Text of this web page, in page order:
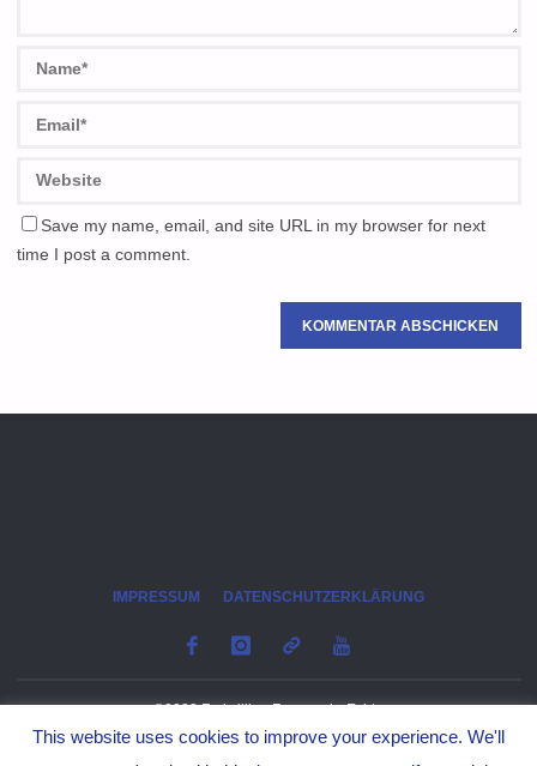
Save my name, email, and site URL in my browser for next
time I post a comment.
IMPRESSUM DATENSCHUTZERKLÄRUNG
©2023 Freiwillige Feuerwehr Echte
This website uses cookies to improve your experience. We'll